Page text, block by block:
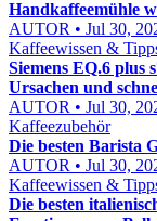
Handkaffeemühle
AUTOR • Jul 30,
Kaffeewissen &
Siemens EQ.6 plus
Ursachen und
AUTOR • Jul 30,
Kaffeezubehör
Die besten Barista
AUTOR • Jul 30,
Kaffeewissen &
Die besten